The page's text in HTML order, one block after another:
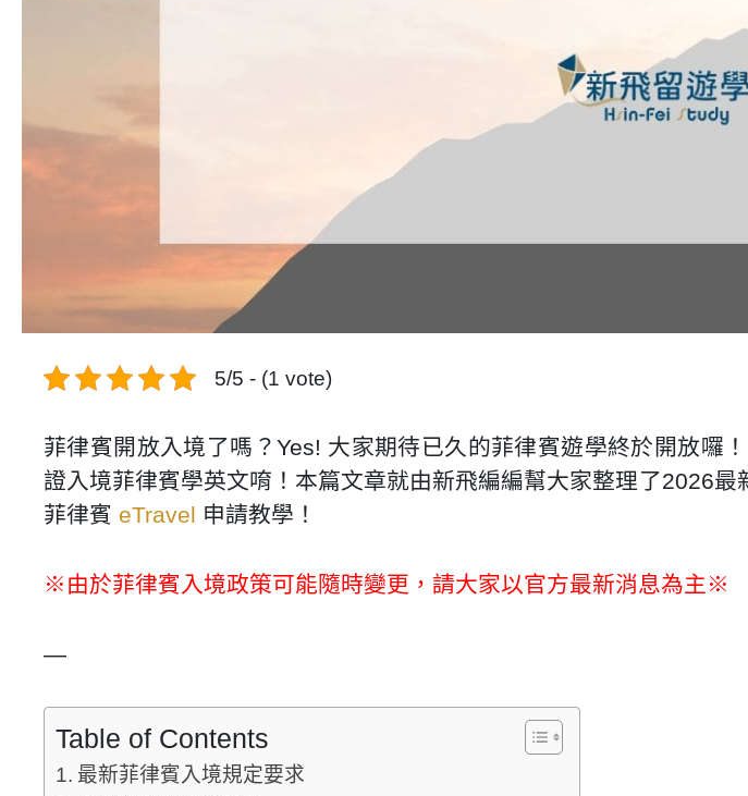
5/5 - (1 vote)
菲律賓開放入境了嗎？Yes! 大家期待已久的菲律賓遊學終於開放囉
證入境菲律賓學英文唷！本篇文章就由新飛編編幫大家整理了2026
菲律賓 eTravel 申請教學！
※由於菲律賓入境政策可能隨時變更，請大家以官方最新消息為主※
—
Table of Contents
最新菲律賓入境規定要求